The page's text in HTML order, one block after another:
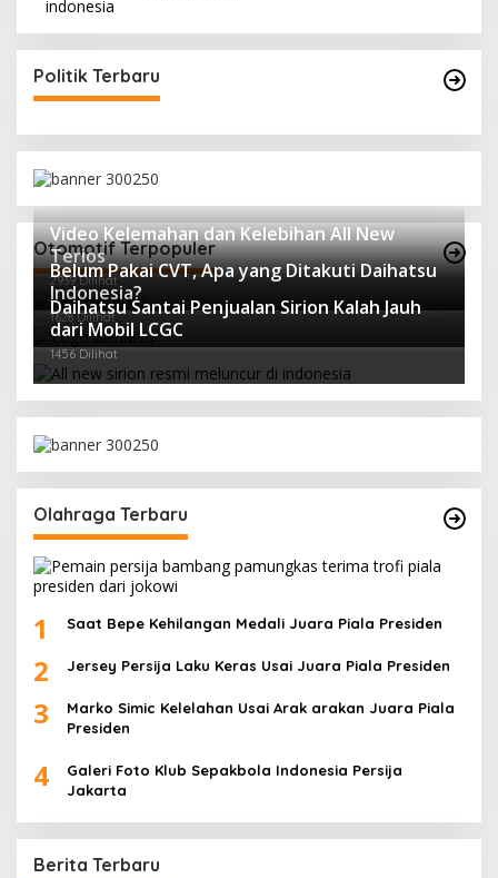
Politik Terbaru
Otomotif Terpopuler
Video Kelemahan dan Kelebihan All New
Terios
2939 Dilihat
Belum Pakai CVT, Apa yang Ditakuti Daihatsu
Indonesia?
1628 Dilihat
Daihatsu Santai Penjualan Sirion Kalah Jauh
dari Mobil LCGC
1456 Dilihat
Olahraga Terbaru
1 Saat Bepe Kehilangan Medali Juara Piala Presiden
2 Jersey Persija Laku Keras Usai Juara Piala Presiden
3
Marko Simic Kelelahan Usai Arak arakan Juara Piala
Presiden
4
Galeri Foto Klub Sepakbola Indonesia Persija
Jakarta
Berita Terbaru